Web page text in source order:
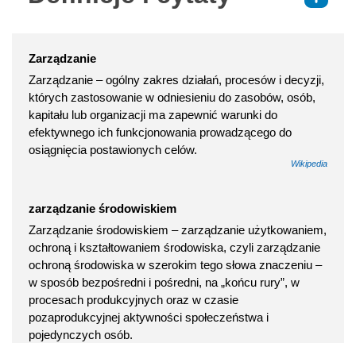
Zarządzanie
Zarządzanie – ogólny zakres działań, procesów i decyzji,
których zastosowanie w odniesieniu do zasobów, osób,
kapitału lub organizacji ma zapewnić warunki do
efektywnego ich funkcjonowania prowadzącego do
osiągnięcia postawionych celów.
Wikipedia
zarządzanie środowiskiem
Zarządzanie środowiskiem – zarządzanie użytkowaniem,
ochroną i kształtowaniem środowiska, czyli zarządzanie
ochroną środowiska w szerokim tego słowa znaczeniu –
w sposób bezpośredni i pośredni, na „końcu rury”, w
procesach produkcyjnych oraz w czasie
pozaprodukcyjnej aktywności społeczeństwa i
pojedynczych osób.